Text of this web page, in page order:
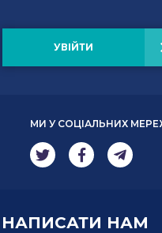
УВІЙТИ
МИ У СОЦІАЛЬНИХ
НАПИСАТИ НАМ